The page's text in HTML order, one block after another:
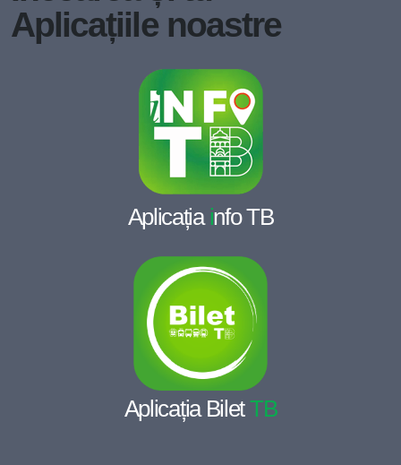
Aplicațiile noastre
Aplicația info TB
Aplicația BiletTB